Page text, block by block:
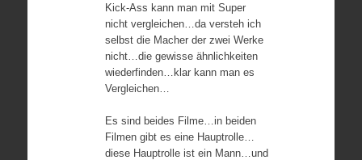
Kick-Ass kann man mit Super
nicht vergleichen…da versteh ich
selbst die Macher der zwei Werke
nicht…die gewisse ähnlichkeiten
wiederfinden…klar kann man es
Vergleichen…
Es sind beides Filme…in beiden
Filmen gibt es eine Hauptrolle…
diese Hauptrolle ist ein Mann…und